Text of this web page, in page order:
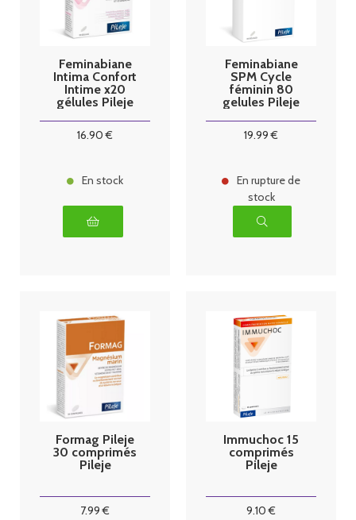
Feminabiane
Intima Confort
Intime x20
gélules Pileje
16.90 €
En stock
Feminabiane
SPM Cycle
féminin 80
gelules Pileje
19.99 €
En rupture de
stock
Formag Pileje
30 comprimés
Pileje
7.99 €
Immuchoc 15
comprimés
Pileje
9.10 €